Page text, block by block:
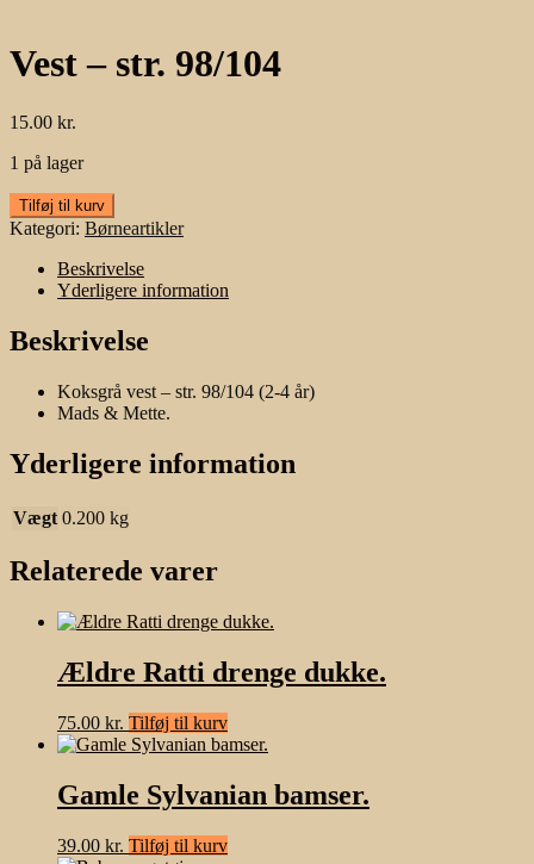
Vest – str. 98/104
15.00 kr.
1 på lager
Vest
-
98/104
antal
Tilføj til kurv
Kategori: Børneartikler
Beskrivelse
Yderligere information
Beskrivelse
Koksgrå vest – str. 98/104 (2-4 år)
Mads & Mette.
Yderligere information
Vægt 0.200 kg
Relaterede varer
Ældre Ratti drenge dukke.
75.00 kr. Tilføj til kurv
Gamle Sylvanian bamser.
39.00 kr. Tilføj til kurv